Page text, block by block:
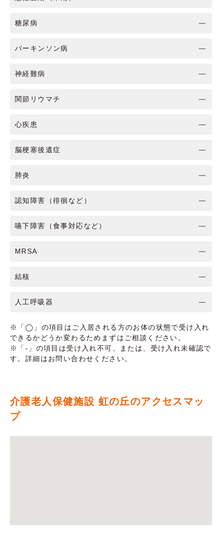
糖尿病
パーキンソン病
神経難病
関節リウマチ
心疾患
脳梗塞後遺症
肺炎
認知障害（徘徊など）
嚥下障害（食事対応など）
MRSA
結核
人工呼吸器
※「◯」の項目はご入居される方のお体の状態で受け入れ
できるかどうか変わるためまずはご相談ください。
※「-」の項目は受け入れ不可、または、受け入れ未確認で
す。詳細はお問い合わせください。
介護老人保健施設 虹の丘のアクセスマッ
プ